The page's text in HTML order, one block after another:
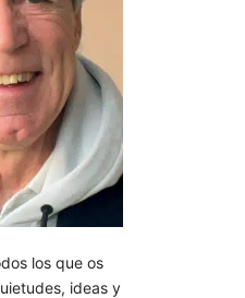
los que os
ideas y